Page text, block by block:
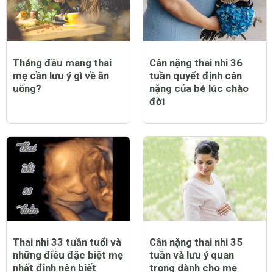
Tháng đầu mang thai
mẹ cần lưu ý gì về ăn
uống?
Cân nặng thai nhi 36
tuần quyết định cân
nặng của bé lúc chào
đời
Thai nhi 33 tuần tuổi và
những điều đặc biệt mẹ
nhất định nên biết
Cân nặng thai nhi 35
tuần và lưu ý quan
trọng dành cho mẹ